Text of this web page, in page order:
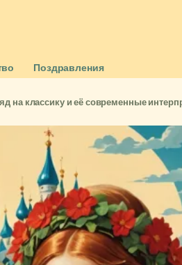
Поздравления
на классику и её современные